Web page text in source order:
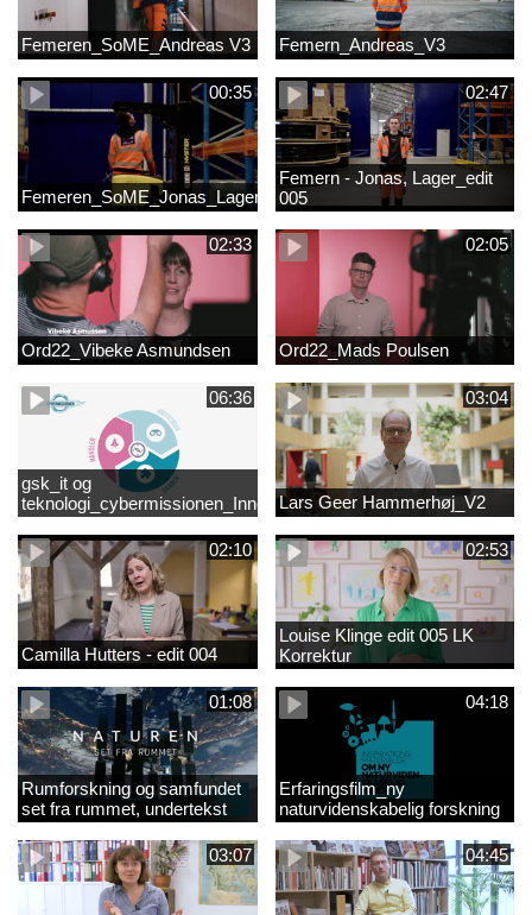
Femeren_SoME_Andreas V3 Femern_Andreas_V3
00:35
Femeren_SoME_Jonas_Lager
02:47
Femern - Jonas, Lager_edit
005
02:33
Ord22_Vibeke Asmundsen
02:05
Ord22_Mads Poulsen
06:36
gsk_it og
teknologi_cybermissionen_Innovationscirklen
03:04
Lars Geer Hammerhøj_V2
02:10
Camilla Hutters - edit 004
02:53
Louise Klinge edit 005 LK
Korrektur
01:08
Rumforskning og samfundet
set fra rummet, undertekst
04:18
Erfaringsfilm_ny
naturvidenskabelig forskning
03:07 04:45